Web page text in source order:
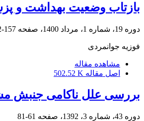
بازتاب وضعیت بهداشت و پزشکی
دوره 19، شماره 1، مرداد 1400، صفحه 157-182
فوزیه جوانمردی
مشاهده مقاله
اصل مقاله 502.52 K
بررسی علل ناکامی جنبش
دوره 43، شماره 3، 1392، صفحه 61-81